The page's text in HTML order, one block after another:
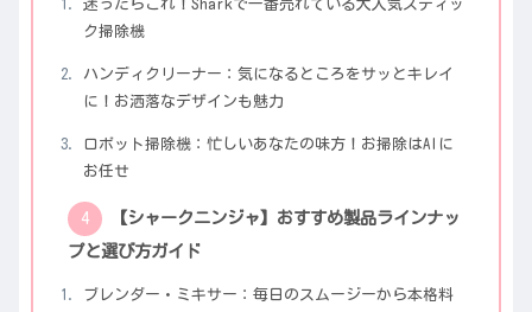
迷ったらこれ！Sharkで一番売れている大人気スティッ
ク掃除機
ハンディクリーナー：気になるところをサッとキレイ
に！お洒落なデザインも魅力
ロボット掃除機：忙しいあなたの味方！お掃除はAIに
お任せ
【シャークニンジャ】おすすめ製品ラインナッ
プと選び方ガイド
ブレンダー・ミキサー：毎日のスムージーから本格料